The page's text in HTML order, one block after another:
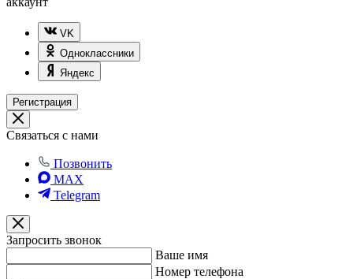
VK
Одноклассники
Яндекс
Регистрация
Связаться с нами
Позвонить
MAX
Telegram
Запросить звонок
Ваше имя
Номер телефона